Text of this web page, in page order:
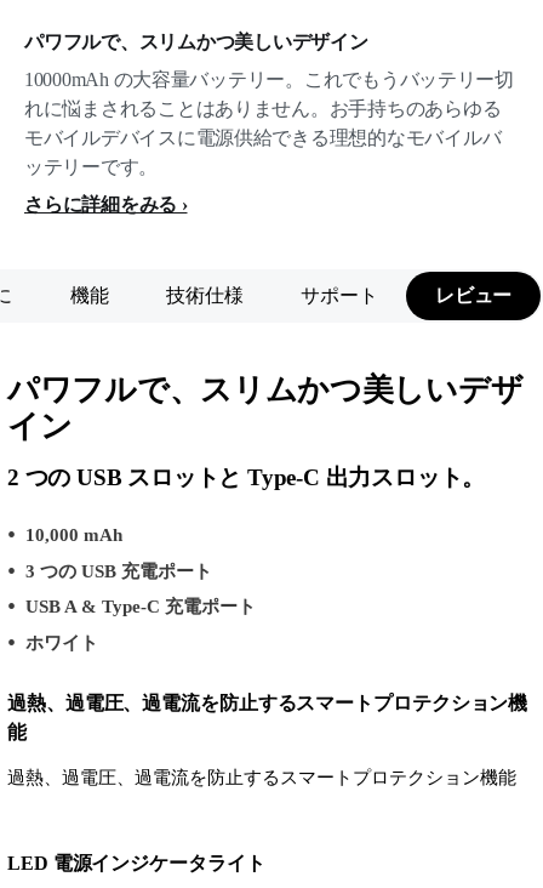
パワフルで、スリムかつ美しいデザイン
10000mAh の大容量バッテリー。これでもうバッテリー切
れに悩まされることはありません。お手持ちのあらゆる
モバイルデバイスに電源供給できる理想的なモバイルバ
ッテリーです。
さらに詳細をみる
機能 技術仕様 サポート レビュー
パワフルで、スリムかつ美しいデザ
イン
2 つの USB スロットと Type-C 出力スロット。
10,000 mAh
3 つの USB 充電ポート
USB A & Type-C 充電ポート
ホワイト
過熱、過電圧、過電流を防止するスマートプロテクション機
能
過熱、過電圧、過電流を防止するスマートプロテクション機能
LED 電源インジケータライト